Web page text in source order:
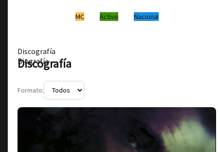
MC Activo Nacional
Discografía
Biografía
Discografía
Formato: